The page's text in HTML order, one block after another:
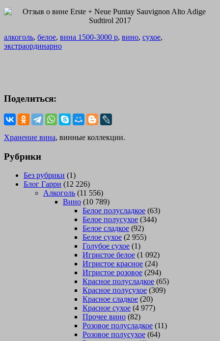
алкоголь, белое, вина 1500-3000 р, вино, сухое,
экстраординарно
Поделиться:
Хранение вина, винные коллекции.
Рубрики
Без рубрики (1)
Блог Гарри (12 226)
Алкоголь (11 556)
Вино (10 789)
Белое полусладкое (63)
Белое полусухое (344)
Белое сладкое (92)
Белое сухое (2 955)
Голубое сухое (1)
Игристое белое (1 092)
Игристое красное (24)
Игристое розовое (294)
Красное полусладкое (65)
Красное полусухое (309)
Красное сладкое (20)
Красное сухое (4 977)
Прочее вино (82)
Розовое полусладкое (11)
Розовое полусухое (64)